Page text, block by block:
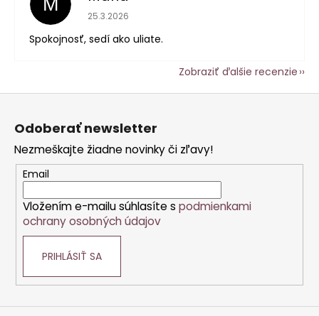
Hodnotenie obchodu je 5 z 5 hviezdičiek.
25.3.2026
Spokojnosť, sedí ako uliate.
Zobraziť ďalšie recenzie
Z
Odoberať newsletter
Nezmeškajte žiadne novinky či zľavy!
Email
Vložením e-mailu súhlasíte s podmienkami
ochrany osobných údajov
PRIHLÁSIŤ SA